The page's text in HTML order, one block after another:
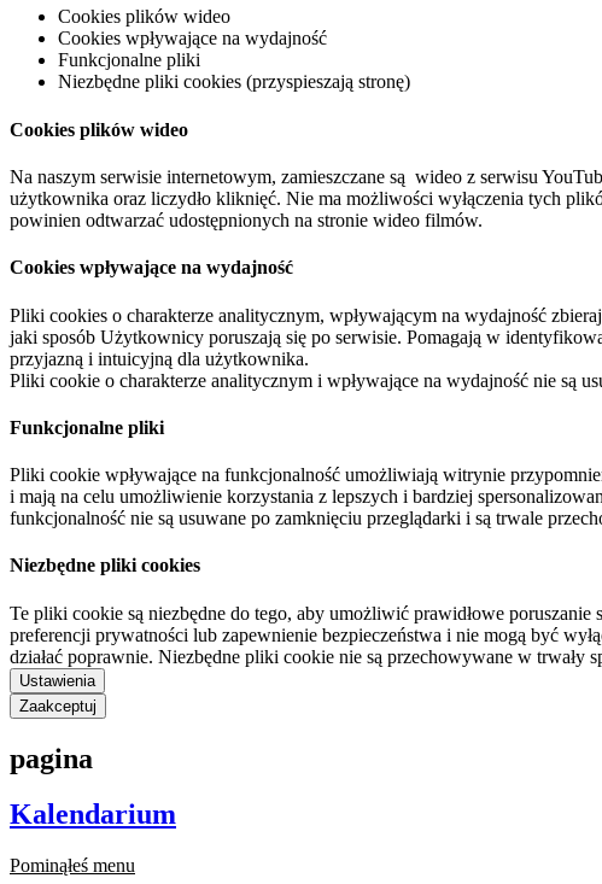
Cookies plików wideo
Cookies wpływające na wydajność
Funkcjonalne pliki
Niezbędne pliki cookies (przyspieszają stronę)
Cookies plików wideo
Na naszym serwisie internetowym, zamieszczane są wideo z serwisu
użytkownika oraz liczydło kliknięć. Nie ma możliwości wyłączenia tych
powinien odtwarzać udostępnionych na stronie wideo filmów.
Cookies wpływające na wydajność
Pliki cookies o charakterze analitycznym, wpływającym na wydajność
jaki sposób Użytkownicy poruszają się po serwisie. Pomagają w
przyjazną i intuicyjną dla użytkownika.
Pliki cookie o charakterze analitycznym i wpływające na wydajność nie są
Funkcjonalne pliki
Pliki cookie wpływające na funkcjonalność umożliwiają witrynie
i mają na celu umożliwienie korzystania z lepszych i bardziej
funkcjonalność nie są usuwane po zamknięciu przeglądarki i są trwale
Niezbędne pliki cookies
Te pliki cookie są niezbędne do tego, aby umożliwić prawidłowe
preferencji prywatności lub zapewnienie bezpieczeństwa i nie mogą być
działać poprawnie. Niezbędne pliki cookie nie są przechowywane w
Ustawienia
Zaakceptuj
pagina
Kalendarium
Pominąłeś menu